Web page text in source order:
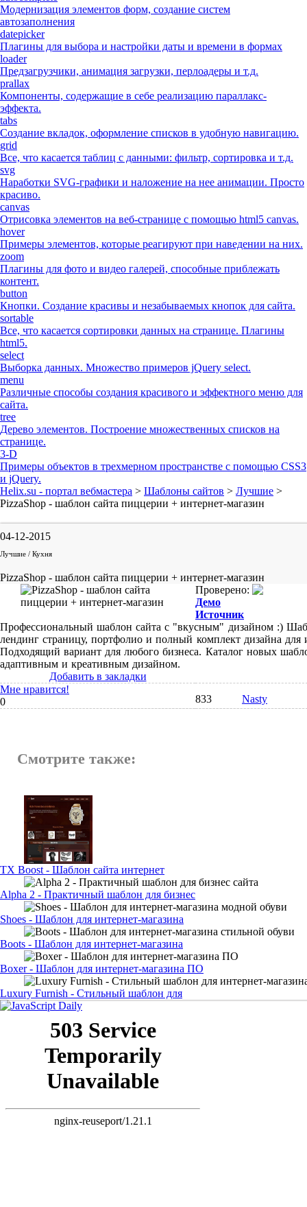
Модернизация элементов форм, создание систем
автозаполнения
datepicker
Плагины для выбора и настройки даты и времени в формах
loader
Предзагрузчики, анимация загрузки, перлоадеры и т.д.
prallax
Компоненты, содержащие в себе реализацию параллакс-
эффекта.
tabs
Создание вкладок, оформление списков в удобную навигацию.
grid
Все, что касается таблиц с данными: фильтр, сортировка и т.д.
svg
Наработки SVG-графики и наложение на нее анимации. Просто
красиво.
canvas
Отрисовка элементов на веб-странице с помощью html5 canvas.
hover
Примеры элементов, которые реагируют при наведении на них.
zoom
Плагины для фото и видео галерей, способные приблежать
контент.
button
Кнопки. Создание красивы и незабываемых кнопок для сайта.
sortable
Все, что касается сортировки данных на странице. Плагины
html5.
select
Выборка данных. Множество примеров jQuery select.
menu
Различные способы создания красивого и эффектного меню для
сайта.
tree
Дерево элементов. Построение множественных списков на
странице.
3-D
Примеры объектов в трехмерном пространстве с помощью CSS3
и jQuery.
Helix.su - портал вебмастера > Шаблоны сайтов > Лучшие >
PizzaShop - шаблон сайта пиццерии + интернет-магазин
04-12-2015
Лучшие / Кухня
PizzaShop - шаблон сайта пиццерии + интернет-магазин
Проверено:
Демо
Источник
Профессиональный шаблон сайта с "вкусным" дизайном :)
лендинг страницу, портфолио и полный комплект дизайна для
Подходящий вариант для любого бизнеса. Каталог новых
адаптивным и креативным дизайном.
Добавить в закладки
Мне нравится!
0
833 Nasty
Смотрите также:
TX Boost - Шаблон сайта интернет
Alpha 2 - Практичный шаблон для бизнес
Shoes - Шаблон для интернет-магазина
Boots - Шаблон для интернет-магазина
Boxer - Шаблон для интернет-магазина ПО
Luxury Furnish - Стильный шаблон для